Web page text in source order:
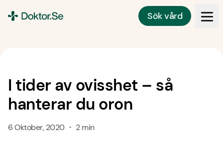
Sök vård
I tider av ovisshet – så
hanterar du oron
6 Oktober, 2020 ・ 2 min